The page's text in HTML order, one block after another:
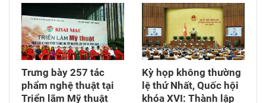
Trưng bày 257 tác
phẩm nghệ thuật tại
Triển lãm Mỹ thuật
Kỳ họp không thường
lệ thứ Nhất, Quốc hội
khóa XVI: Thành lập